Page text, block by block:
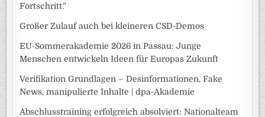
Fortschritt.“
Großer Zulauf auch bei kleineren CSD-Demos
EU-Sommerakademie 2026 in Passau: Junge
Menschen entwickeln Ideen für Europas Zukunft
Verifikation Grundlagen – Desinformationen, Fake
News, manipulierte Inhalte | dpa-Akademie
Abschlusstraining erfolgreich absolviert: Nationalteam